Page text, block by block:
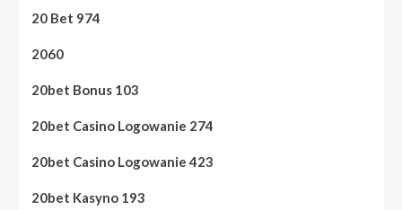
20 Bet 974
2060
20bet Bonus 103
20bet Casino Logowanie 274
20bet Casino Logowanie 423
20bet Kasyno 193